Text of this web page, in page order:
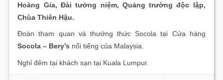
Hoàng Gia, Đài tưởng niệm, Quảng trường độc lập,
Chùa Thiên Hậu.
Đoàn tham quan và thưởng thức Socola tại Cửa hàng
Socola – Bery’s nổi tiếng của Malaysia.
Nghỉ đêm tại khách sạn tại Kuala Lumpur.